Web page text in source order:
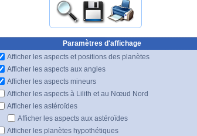
Paramètres d'affichage
Afficher les aspects et positions des planètes
Afficher les aspects aux angles
Afficher les aspects mineurs
Afficher les aspects à Lilith et au Nœud Nord
Afficher les astéroïdes
Afficher les aspects aux astéroïdes
Afficher les planètes hypothétiques